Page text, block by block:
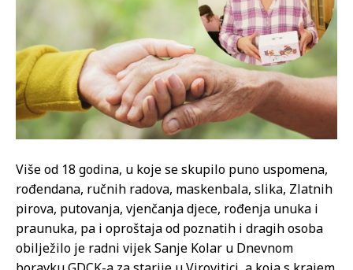
Više od 18 godina, u koje se skupilo puno uspomena,
rođendana, ručnih radova, maskenbala, slika, Zlatnih
pirova, putovanja, vjenčanja djece, rođenja unuka i
praunuka, pa i oproštaja od poznatih i dragih osoba
obilježilo je radni vijek Sanje Kolar u Dnevnom